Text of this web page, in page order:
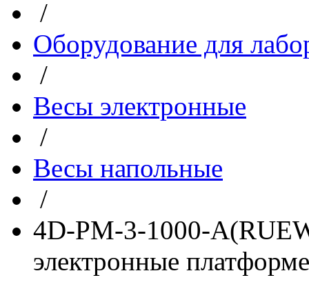
/
Оборудование для
/
Весы электронные
/
Весы напольные
/
4D-PM-3-1000-
электронные